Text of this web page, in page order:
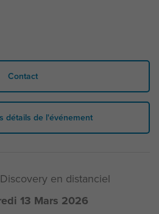
Contact
détails de l'événement
en distanciel
13 Mars 2026